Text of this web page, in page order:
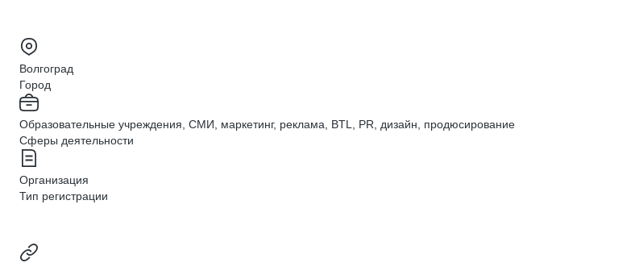
Волгоград
Город
Образовательные учреждения, СМИ, маркетинг, реклама, BTL, PR, дизайн, продюсирование
Сферы деятельности
Организация
Тип регистрации